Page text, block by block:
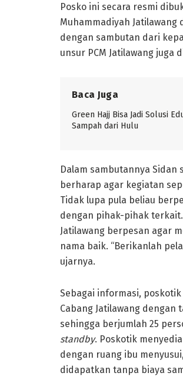
Posko ini secara resmi
Muhammadiyah
dengan sambutan dari
unsur PCM Jatilawang juga
Baca Juga
Green Hajj Bisa Jadi Solusi
Sampah dari Hulu
Dalam sambutannya Sidan
berharap agar kegiatan
Tidak lupa pula beliau
dengan pihak-pihak terkait.
Jatilawang berpesan agar
nama baik. “Berikanlah
ujarnya.
Sebagai informasi, poskotik
Cabang Jatilawang
sehingga berjumlah 25
standby. Poskotik
dengan ruang ibu
didapatkan tanpa biaya